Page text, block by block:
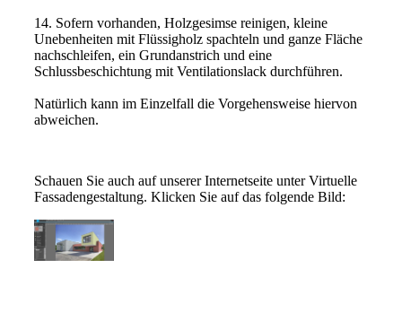
14. Sofern vorhanden, Holzgesimse reinigen, kleine
Unebenheiten mit Flüssigholz spachteln und ganze Fläche
nachschleifen, ein Grundanstrich und eine
Schlussbeschichtung mit Ventilationslack durchführen.
Natürlich kann im Einzelfall die Vorgehensweise hiervon
abweichen.
Schauen Sie auch auf unserer Internetseite unter Virtuelle
Fassadengestaltung. Klicken Sie auf das folgende Bild: